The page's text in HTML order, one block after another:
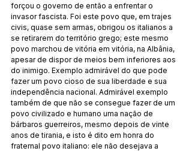
forçou o governo de então a enfrentar o
invasor fascista. Foi este povo que, em trajes
civis, quase sem armas, obrigou os italianos a
se retirarem do território grego; este mesmo
povo marchou de vitória em vitória, na Albânia,
apesar de dispor de meios bem inferiores aos
do inimigo. Exemplo admirável do que pode
fazer um povo cioso de sua liberdade e sua
independência nacional. Admirável exemplo
também de que não se consegue fazer de um
povo civilizado e humano uma nação de
bárbaros guerreiros, mesmo depois de vinte
anos de tirania, e isto é dito em honra do
fraternal povo italiano: ele não desejava a